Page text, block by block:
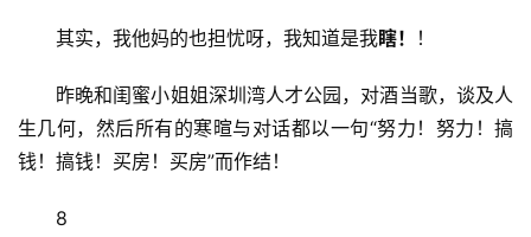
其实，我他妈的也担忧呀，我知道是我瞎！ ！
昨晚和闺蜜小姐姐深圳湾人才公园，对酒当歌，谈及人
生几何，然后所有的寒暄与对话都以一句“努力！努力！搞
钱！搞钱！买房！买房”而作结！
8